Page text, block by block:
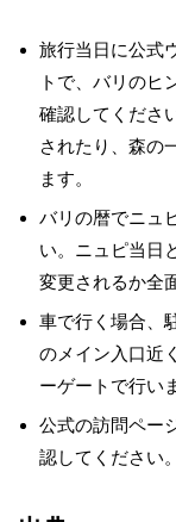
旅行当日に公式
トで、バリのヒ
確認してくださ
されたり、森の
ます。
バリの暦でニュ
い。ニュピ当日
変更されるか全
車で行く場合、
のメイン入口近
ーゲートで行い
公式の訪問ペー
認してください